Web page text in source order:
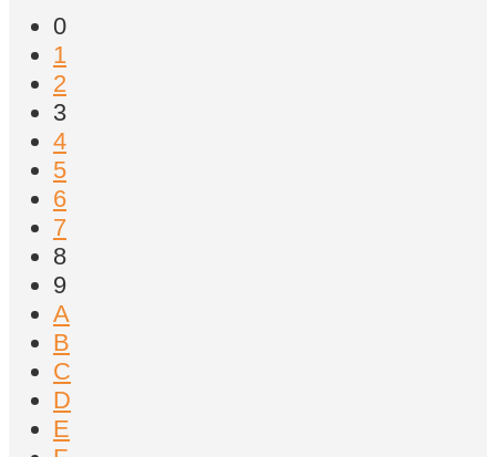
0
1
2
3
4
5
6
7
8
9
A
B
C
D
E